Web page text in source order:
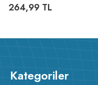
264,99 TL
Kategoriler